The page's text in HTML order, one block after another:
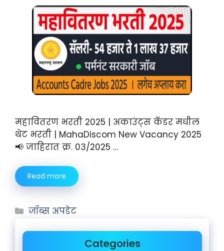
महावितरण भरती 2025 | अकाउंट्स कॅडर मधील
थेट भरती | MahaDiscom New Vacancy 2025
📢 जाहिरात क्र. 03/2025 …
Read more
जॉब्स अपडेट
Categories